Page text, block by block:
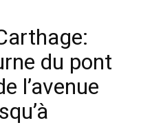
du pont
l’avenue